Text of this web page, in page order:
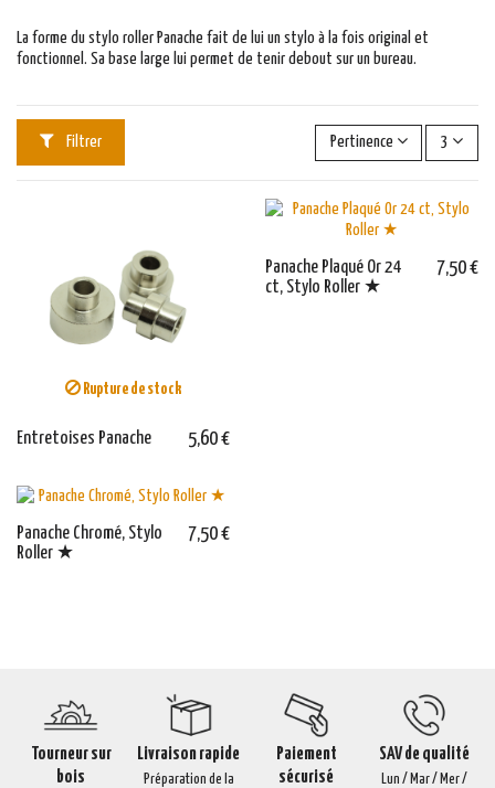
La forme du stylo roller Panache fait de lui un stylo à la fois original et
fonctionnel. Sa base large lui permet de tenir debout sur un bureau.
Filtrer Pertinence 3
Rupture de stock
Entretoises Panache 5,60 €
Panache Plaqué Or 24
ct, Stylo Roller ★
7,50 €
Panache Chromé, Stylo
Roller ★
7,50 €
Tourneur sur
bois
Livraison rapide
Préparation de la
Paiement
sécurisé
SAV de qualité
Lun / Mar / Mer /